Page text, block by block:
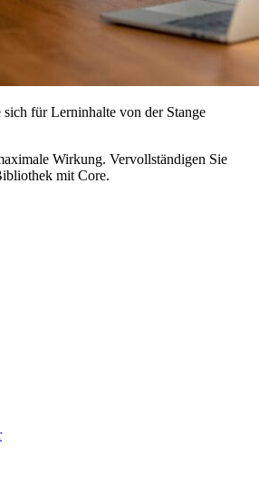
sich für Lerninhalte von der Stange
Wirkung. Vervollständigen Sie
mit Core.